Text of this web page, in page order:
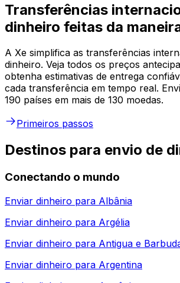
Transferências
dinheiro feitas da
A Xe simplifica as transferências
dinheiro. Veja todos os preços
obtenha estimativas de entrega
cada transferência em tempo real.
190 países em mais de 130 moedas.
Primeiros passos
Destinos para envio de
Conectando o mundo
Enviar dinheiro para Albânia
Enviar dinheiro para Argélia
Enviar dinheiro para Antigua e
Enviar dinheiro para Argentina